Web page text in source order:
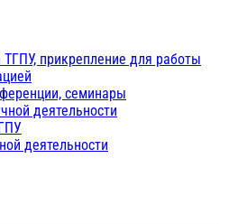
ТГПУ, прикрепление для работы
семинары
деятельности
деятельности